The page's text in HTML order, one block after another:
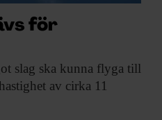
för
slag ska kunna flyga till
av cirka 11